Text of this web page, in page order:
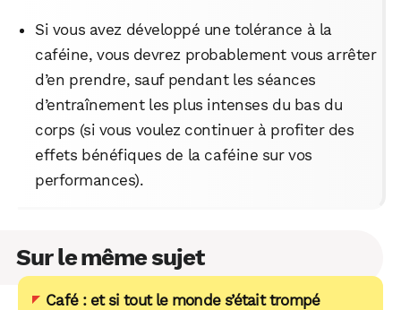
Si vous avez développé une tolérance à la
caféine, vous devrez probablement vous arrêter
d’en prendre, sauf pendant les séances
d’entraînement les plus intenses du bas du
corps (si vous voulez continuer à profiter des
effets bénéfiques de la caféine sur vos
performances).
Sur le même sujet
Café : et si tout le monde s’était trompé